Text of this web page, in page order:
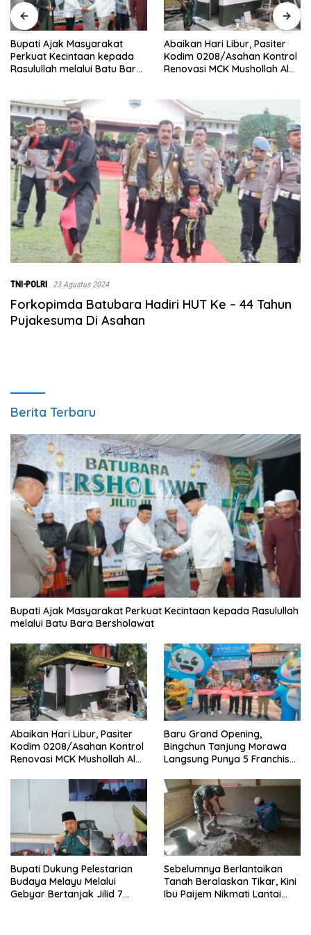
Abaikan Hari Libur, Pasiter
Kodim 0208/Asahan Kontrol
Renovasi MCK Mushollah Al
‎Baru Grand Opening,
Bingchun Tanjung Morawa
Langsung Punya 5 Franchise
TNI-POLRI 23 Agustus 2024
Forkopimda Batubara Hadiri HUT Ke – 44 Tahun
Pujakesuma Di Asahan
Berita Terbaru
Bupati Ajak Masyarakat Perkuat Kecintaan kepada Rasulullah
melalui Batu Bara Bersholawat
Abaikan Hari Libur, Pasiter
Kodim 0208/Asahan Kontrol
Renovasi MCK Mushollah Al
‎Baru Grand Opening,
Bingchun Tanjung Morawa
Langsung Punya 5 Franchise
Bupati Dukung Pelestarian
Budaya Melayu Melalui
Gebyar Bertanjak Jilid 7
Sebelumnya Berlantaikan
Tanah Beralaskan Tikar, Kini
Ibu Paijem Nikmati Lantai